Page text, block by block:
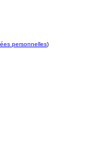
personnelles)